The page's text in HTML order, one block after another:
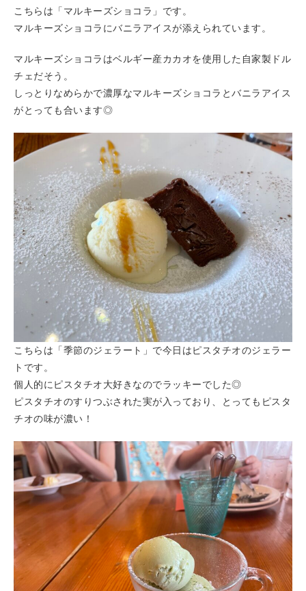
こちらは「マルキーズショコラ」です。
マルキーズショコラにバニラアイスが添えられています。
マルキーズショコラはベルギー産カカオを使用した自家製ドル
チェだそう。
しっとりなめらかで濃厚なマルキーズショコラとバニラアイス
がとっても合います◎
こちらは「季節のジェラート」で今日はピスタチオのジェラー
トです。
個人的にピスタチオ大好きなのでラッキーでした◎
ピスタチオのすりつぶされた実が入っており、とってもピスタ
チオの味が濃い！